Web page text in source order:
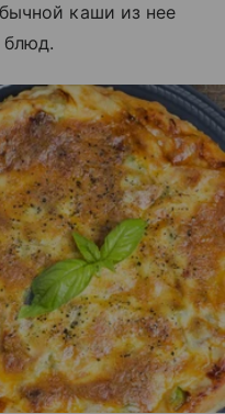
каши из нее